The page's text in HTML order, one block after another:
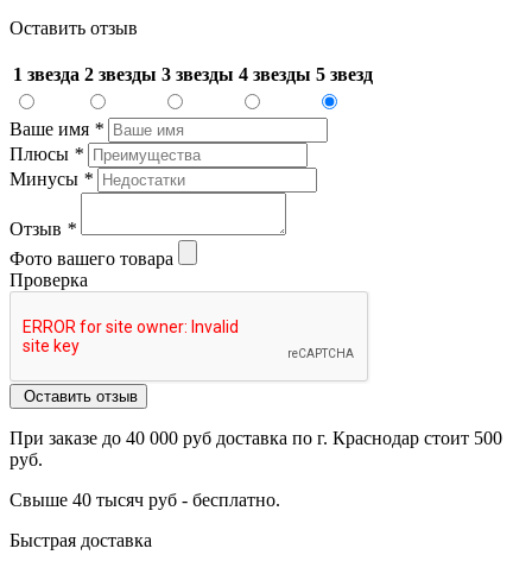
Оставить отзыв
1 звезда 2 звезды 3 звезды 4 звезды 5 звезд
Ваше имя *
Плюсы *
Минусы *
Отзыв *
Фото вашего товара
Проверка
Оставить отзыв
При заказе до 40 000 руб доставка по г. Краснодар стоит 500
руб.
Свыше 40 тысяч руб - бесплатно.
Быстрая доставка